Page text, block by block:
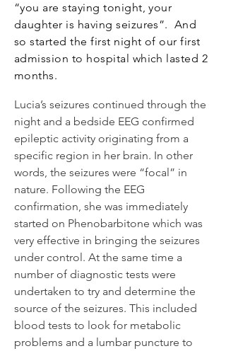
“you are staying tonight, your
daughter is having seizures”. And
so started the first night of our first
admission to hospital which lasted 2
months.
Lucia’s seizures continued through the
night and a bedside EEG confirmed
epileptic activity originating from a
specific region in her brain. In other
words, the seizures were “focal” in
nature. Following the EEG
confirmation, she was immediately
started on Phenobarbitone which was
very effective in bringing the seizures
under control. At the same time a
number of diagnostic tests were
undertaken to try and determine the
source of the seizures. This included
blood tests to look for metabolic
problems and a lumbar puncture to